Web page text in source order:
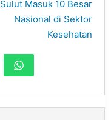
Sulut Masuk 10 Besar
Nasional di Sektor
Kesehatan